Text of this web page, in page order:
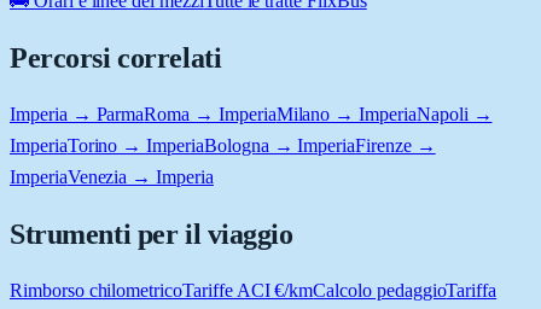
Percorsi correlati
Imperia → ParmaRoma → ImperiaMilano → ImperiaNapoli →
ImperiaTorino → ImperiaBologna → ImperiaFirenze →
ImperiaVenezia → Imperia
Strumenti per il viaggio
Rimborso chilometricoTariffe ACI €/kmCalcolo pedaggioTariffa